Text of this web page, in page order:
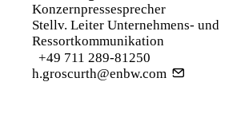
Konzernpressesprecher
Stellv. Leiter Unternehmens- und
Ressortkommunikation
+49 711 289-81250
h.groscurth@enbw.com